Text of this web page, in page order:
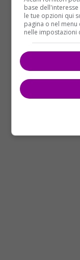
giornalila
avvenimento
all’istituzione
Attualmente
all’interno del
Vatileaks
,
recisioni del
mai precedenti
base
le tue opzioni qui
pagina o nel
nelle impostazioni